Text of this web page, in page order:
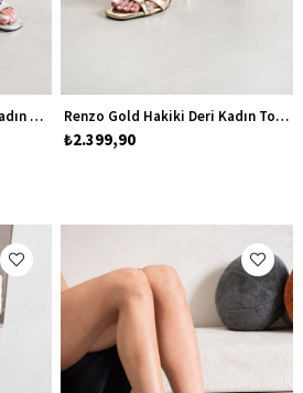
Renzo Gümüş Hakiki Deri Kadın Topuklu Ayakkabı Renzo Gold Hakiki Deri Kadın Topuklu Ayakkabı
₺2.399,90